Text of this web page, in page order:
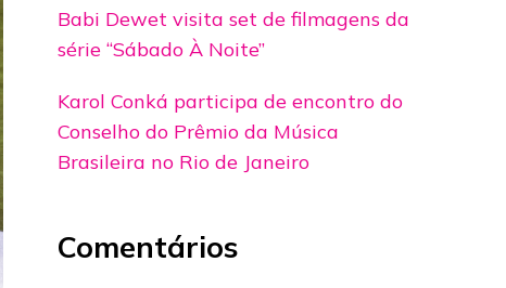
Babi Dewet visita set de filmagens da
série “Sábado À Noite”
Karol Conká participa de encontro do
Conselho do Prêmio da Música
Brasileira no Rio de Janeiro
Comentários